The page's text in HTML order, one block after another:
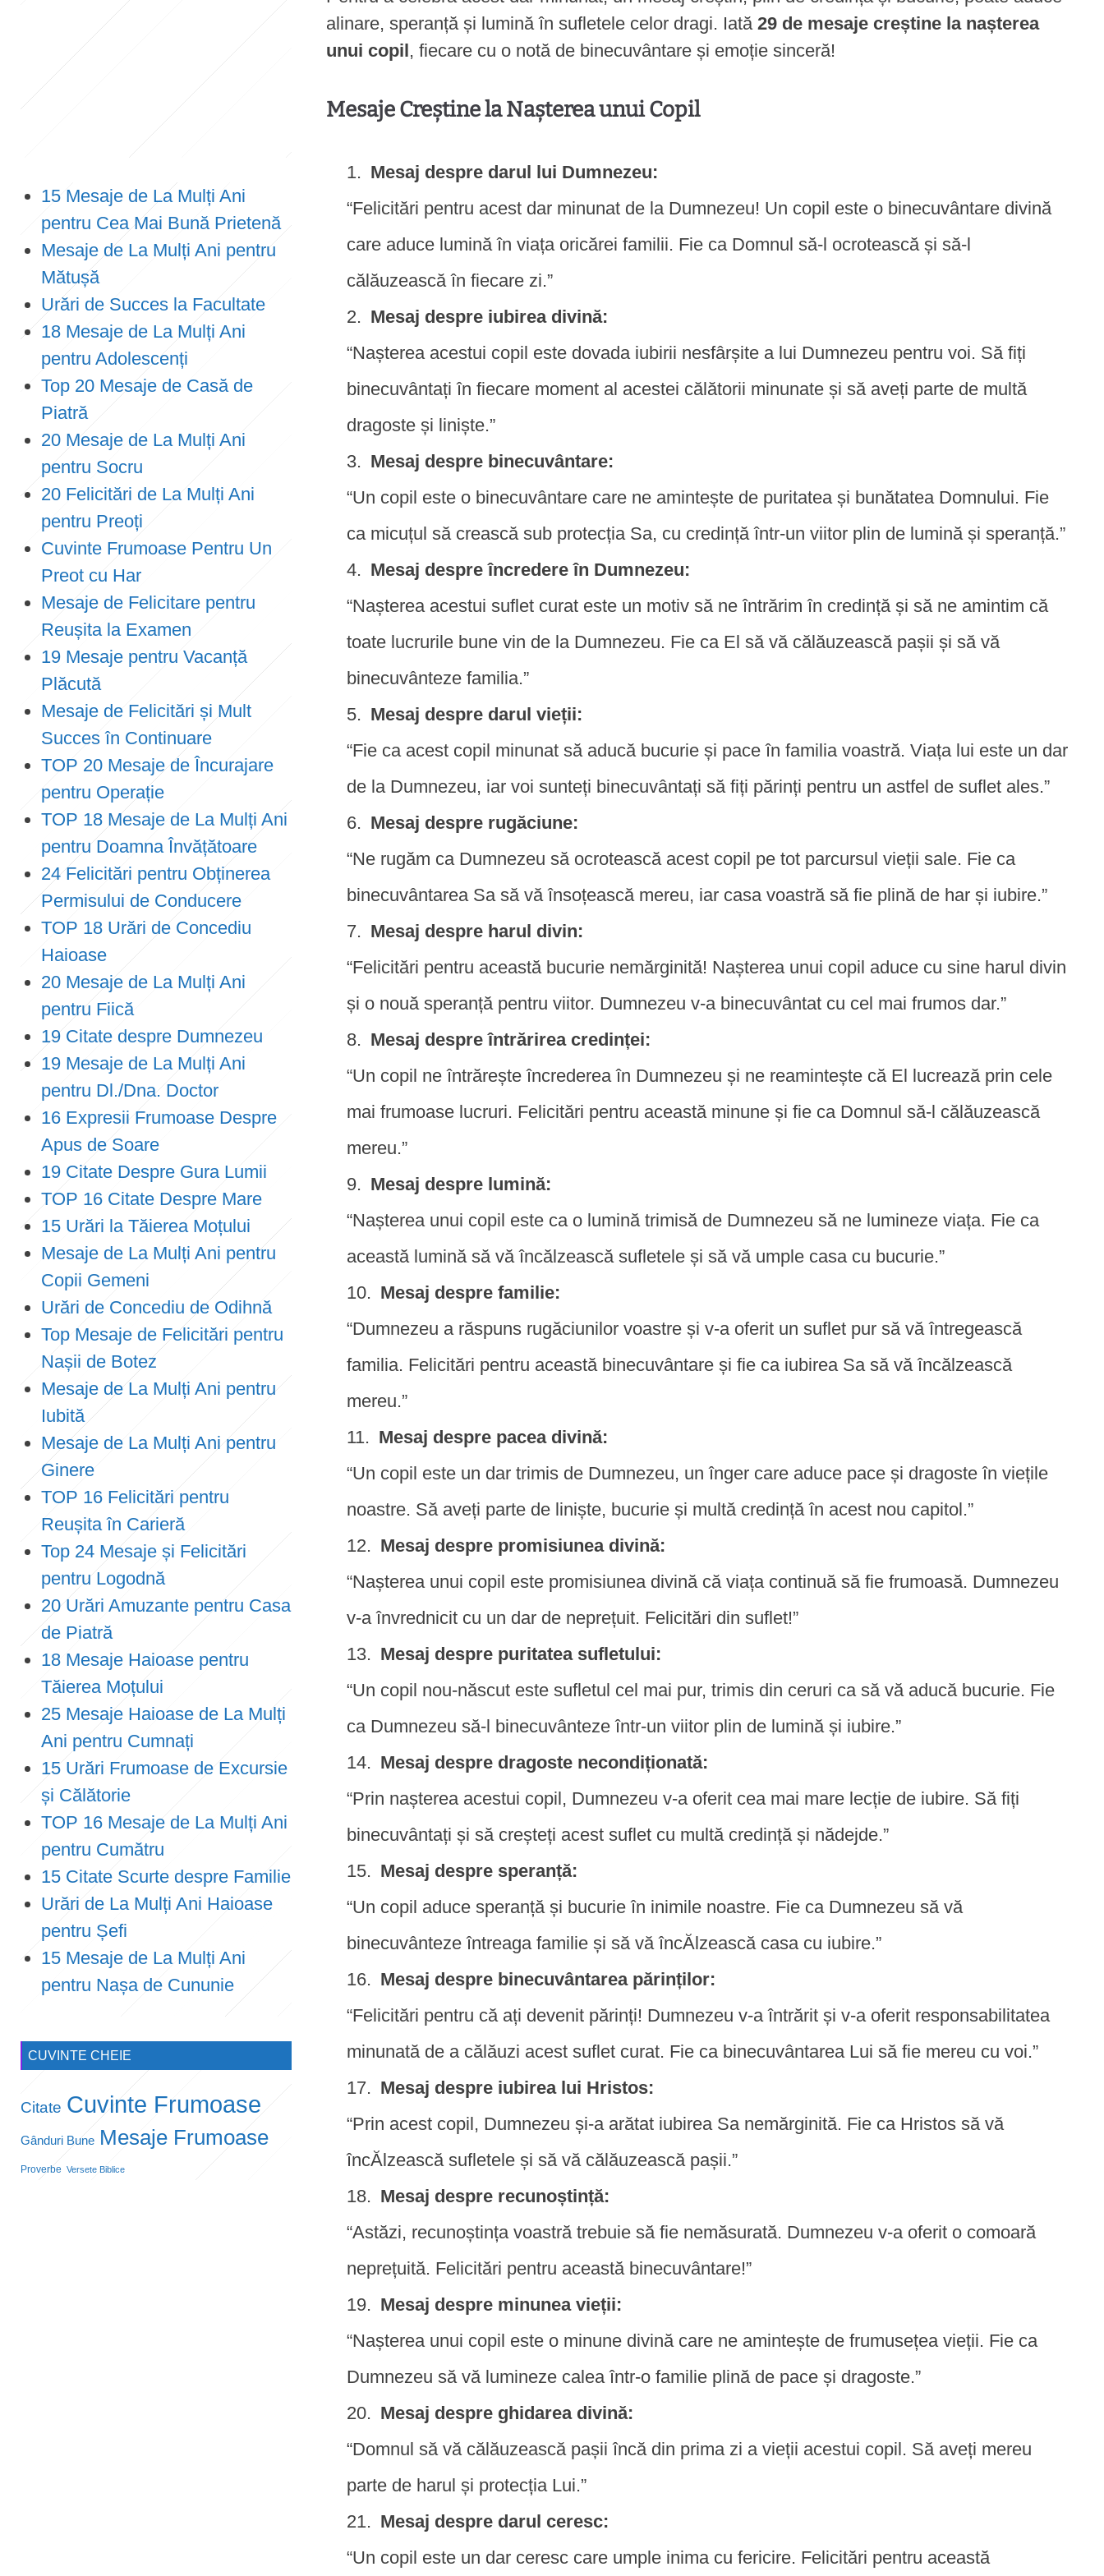
alinare, speranță și lumină în sufletele celor dragi. Iată29 de mesaje creștine la nașterea
unui copil, fiecare cu o notă de binecuvântare și emoție sinceră!
Mesaje Creștine la Nașterea unui Copil
Mesaj despre darul lui Dumnezeu:
“Felicitări pentru acest dar minunat de la Dumnezeu! Un copil este o binecuvântare divină
care aduce lumină în viața oricărei familii. Fie ca Domnul să-l ocrotească și să-l
călăuzească în fiecare zi.”
Mesaj despre iubirea divină:
“Nașterea acestui copil este dovada iubirii nesfârșite a lui Dumnezeu pentru voi. Să fiți
binecuvântați în fiecare moment al acestei călătorii minunate și să aveți parte de multă
dragoste și liniște.”
Mesaj despre binecuvântare:
“Un copil este o binecuvântare care ne amintește de puritatea și bunătatea Domnului. Fie
ca micuțul să crească sub protecția Sa, cu credință într-un viitor plin de lumină și speranță.”
Mesaj despre încredere în Dumnezeu:
“Nașterea acestui suflet curat este un motiv să ne întrărim în credință și să ne amintim că
toate lucrurile bune vin de la Dumnezeu. Fie ca El să vă călăuzească pașii și să vă
binecuvânteze familia.”
Mesaj despre darul vieții:
“Fie ca acest copil minunat să aducă bucurie și pace în familia voastră. Viața lui este un dar
de la Dumnezeu, iar voi sunteți binecuvântați să fiți părinți pentru un astfel de suflet ales.”
Mesaj despre rugăciune:
“Ne rugăm ca Dumnezeu să ocrotească acest copil pe tot parcursul vieții sale. Fie ca
binecuvântarea Sa să vă însoțească mereu, iar casa voastră să fie plină de har și iubire.”
Mesaj despre harul divin:
“Felicitări pentru această bucurie nemărginită! Nașterea unui copil aduce cu sine harul divin
și o nouă speranță pentru viitor. Dumnezeu v-a binecuvântat cu cel mai frumos dar.”
Mesaj despre întrărirea credinței:
“Un copil ne întrărește încrederea în Dumnezeu și ne reamintește că El lucrează prin cele
mai frumoase lucruri. Felicitări pentru această minune și fie ca Domnul să-l călăuzească
mereu.”
Mesaj despre lumină:
“Nașterea unui copil este ca o lumină trimisă de Dumnezeu să ne lumineze viața. Fie ca
această lumină să vă încălzească sufletele și să vă umple casa cu bucurie.”
Mesaj despre familie:
“Dumnezeu a răspuns rugăciunilor voastre și v-a oferit un suflet pur să vă întregească
familia. Felicitări pentru această binecuvântare și fie ca iubirea Sa să vă încălzească
mereu.”
Mesaj despre pacea divină:
“Un copil este un dar trimis de Dumnezeu, un înger care aduce pace și dragoste în viețile
noastre. Să aveți parte de liniște, bucurie și multă credință în acest nou capitol.”
Mesaj despre promisiunea divină:
“Nașterea unui copil este promisiunea divină că viața continuă să fie frumoasă. Dumnezeu
v-a învrednicit cu un dar de neprețuit. Felicitări din suflet!”
Mesaj despre puritatea sufletului:
“Un copil nou-născut este sufletul cel mai pur, trimis din ceruri ca să vă aducă bucurie. Fie
ca Dumnezeu să-l binecuvânteze într-un viitor plin de lumină și iubire.”
Mesaj despre dragoste necondiționată:
“Prin nașterea acestui copil, Dumnezeu v-a oferit cea mai mare lecție de iubire. Să fiți
binecuvântați și să creșteți acest suflet cu multă credință și nădejde.”
Mesaj despre speranță:
“Un copil aduce speranță și bucurie în inimile noastre. Fie ca Dumnezeu să vă
binecuvânteze întreaga familie și să vă încĂlzească casa cu iubire.”
Mesaj despre binecuvântarea părinților:
“Felicitări pentru că ați devenit părinți! Dumnezeu v-a întrărit și v-a oferit responsabilitatea
minunată de a călăuzi acest suflet curat. Fie ca binecuvântarea Lui să fie mereu cu voi.”
Mesaj despre iubirea lui Hristos:
“Prin acest copil, Dumnezeu și-a arătat iubirea Sa nemărginită. Fie ca Hristos să vă
încĂlzească sufletele și să vă călăuzească pașii.”
Mesaj despre recunoștință:
“Astăzi, recunoștința voastră trebuie să fie nemăsurată. Dumnezeu v-a oferit o comoară
neprețuită. Felicitări pentru această binecuvântare!”
Mesaj despre minunea vieții:
“Nașterea unui copil este o minune divină care ne amintește de frumusețea vieții. Fie ca
Dumnezeu să vă lumineze calea într-o familie plină de pace și dragoste.”
Mesaj despre ghidarea divină:
“Domnul să vă călăuzească pașii încă din prima zi a vieții acestui copil. Să aveți mereu
parte de harul și protecția Lui.”
Mesaj despre darul ceresc:
“Un copil este un dar ceresc care umple inima cu fericire. Felicitări pentru această
15 Mesaje de La Mulți Ani
pentru Cea Mai Bună Prietenă
Mesaje de La Mulți Ani pentru
Mătușă
Urări de Succes la Facultate
18 Mesaje de La Mulți Ani
pentru Adolescenți
Top 20 Mesaje de Casă de
Piatră
20 Mesaje de La Mulți Ani
pentru Socru
20 Felicitări de La Mulți Ani
pentru Preoți
Cuvinte Frumoase Pentru Un
Preot cu Har
Mesaje de Felicitare pentru
Reușita la Examen
19 Mesaje pentru Vacanță
Plăcută
Mesaje de Felicitări și Mult
Succes în Continuare
TOP 20 Mesaje de Încurajare
pentru Operație
TOP 18 Mesaje de La Mulți Ani
pentru Doamna Învățătoare
24 Felicitări pentru Obținerea
Permisului de Conducere
TOP 18 Urări de Concediu
Haioase
20 Mesaje de La Mulți Ani
pentru Fiică
19 Citate despre Dumnezeu
19 Mesaje de La Mulți Ani
pentru Dl./Dna. Doctor
16 Expresii Frumoase Despre
Apus de Soare
19 Citate Despre Gura Lumii
TOP 16 Citate Despre Mare
15 Urări la Tăierea Moțului
Mesaje de La Mulți Ani pentru
Copii Gemeni
Urări de Concediu de Odihnă
Top Mesaje de Felicitări pentru
Nașii de Botez
Mesaje de La Mulți Ani pentru
Iubită
Mesaje de La Mulți Ani pentru
Ginere
TOP 16 Felicitări pentru
Reușita în Carieră
Top 24 Mesaje și Felicitări
pentru Logodnă
20 Urări Amuzante pentru Casa
de Piatră
18 Mesaje Haioase pentru
Tăierea Moțului
25 Mesaje Haioase de La Mulți
Ani pentru Cumnați
15 Urări Frumoase de Excursie
și Călătorie
TOP 16 Mesaje de La Mulți Ani
pentru Cumătru
15 Citate Scurte despre Familie
Urări de La Mulți Ani Haioase
pentru Șefi
15 Mesaje de La Mulți Ani
pentru Nașa de Cununie
CUVINTE CHEIE
Citate Cuvinte Frumoase
Gânduri Bune Mesaje Frumoase
Proverbe Versete Biblice